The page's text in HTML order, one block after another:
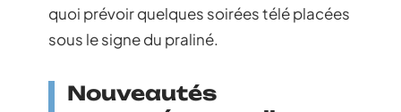
quoi prévoir quelques soirées télé placées
sous le signe du praliné.
Nouveautés